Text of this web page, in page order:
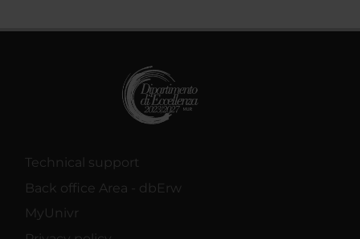
Technical support
Back office Area - dbErw
MyUnivr